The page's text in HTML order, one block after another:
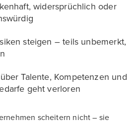
widersprüchlich oder
steigen – teils unbemerkt,
Talente, Kompetenzen und
geht verloren
scheitern nicht – sie